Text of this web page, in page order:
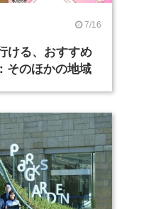
7/16
ける、おすすめ
そのほかの地域